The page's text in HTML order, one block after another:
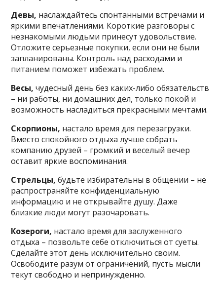
Девы, наслаждайтесь спонтанными встречами и
яркими впечатлениями. Короткие разговоры с
незнакомыми людьми принесут удовольствие.
Отложите серьезные покупки, если они не были
запланированы. Контроль над расходами и
питанием поможет избежать проблем.
Весы, чудесный день без каких-либо обязательств
– ни работы, ни домашних дел, только покой и
возможность насладиться прекрасными мечтами.
Скорпионы, настало время для перезагрузки.
Вместо спокойного отдыха лучше собрать
компанию друзей – громкий и веселый вечер
оставит яркие воспоминания.
Стрельцы, будьте избирательны в общении – не
распространяйте конфиденциальную
информацию и не открывайте душу. Даже
близкие люди могут разочаровать.
Козероги, настало время для заслуженного
отдыха – позвольте себе отключиться от суеты.
Сделайте этот день исключительно своим.
Освободите разум от ограничений, пусть мысли
текут свободно и непринужденно.